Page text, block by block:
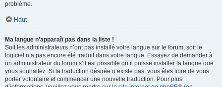
problème.
Haut
Ma langue n’apparaît pas dans la liste !
Soit les administrateurs n’ont pas installé votre langue sur le forum, soit le
logiciel n’a pas encore été traduit dans votre langue. Essayez de demander à
un administrateur du forum s’il est possible qu’il puisse installer la langue que
vous souhaitez. Si la traduction désirée n’existe pas, vous êtes libre de vous
porter volontaire et commencer une nouvelle traduction. Pour plus